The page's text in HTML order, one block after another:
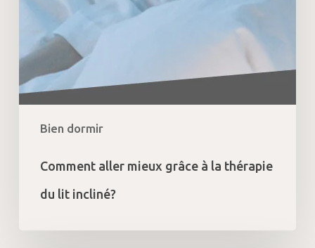
Bien dormir
Comment aller mieux grâce à la thérapie
du lit incliné?